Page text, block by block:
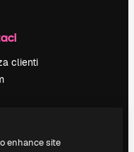
clienti
enhance site